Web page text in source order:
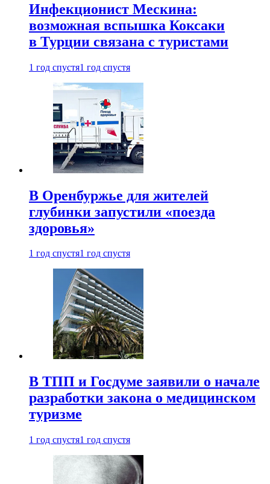
Инфекционист Мескина:
возможная вспышка Коксаки
в Турции связана с туристами
1 год спустя1 год спустя
В Оренбуржье для жителей
глубинки запустили «поезда
здоровья»
1 год спустя1 год спустя
В ТПП и Госдуме заявили о начале
разработки закона о медицинском
туризме
1 год спустя1 год спустя